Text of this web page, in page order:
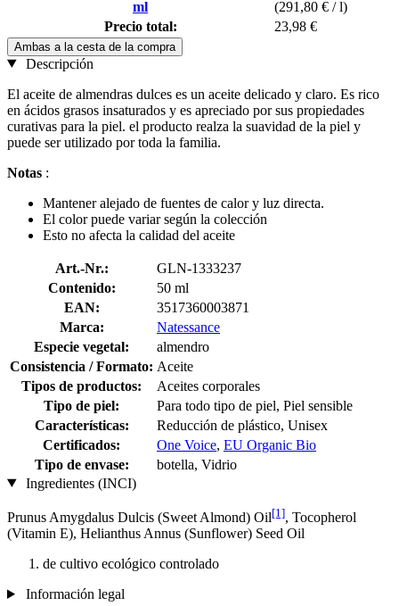
ml
(291,80 € / l)
Precio total:
23,98 €
Ambas a la cesta de la compra
Descripción
El aceite de almendras dulces es un aceite delicado y claro. Es rico
en ácidos grasos insaturados y es apreciado por sus propiedades
curativas para la piel. el producto realza la suavidad de la piel y
puede ser utilizado por toda la familia.
Notas :
Mantener alejado de fuentes de calor y luz directa.
El color puede variar según la colección
Esto no afecta la calidad del aceite
Art.-Nr.:
GLN-1333237
Contenido:
50 ml
EAN:
3517360003871
Marca:
Natessance
Especie vegetal:
almendro
Consistencia / Formato: Aceite
Tipos de productos:
Aceites corporales
Tipo de piel:
Para todo tipo de piel, Piel sensible
Características:
Reducción de plástico, Unisex
Certificados:
One Voice, EU Organic Bio
Tipo de envase:
botella, Vidrio
Ingredientes (INCI)
Prunus Amygdalus Dulcis (Sweet Almond) Oil[1], Tocopherol
(Vitamin E), Helianthus Annus (Sunflower) Seed Oil
de cultivo ecológico controlado
Información legal